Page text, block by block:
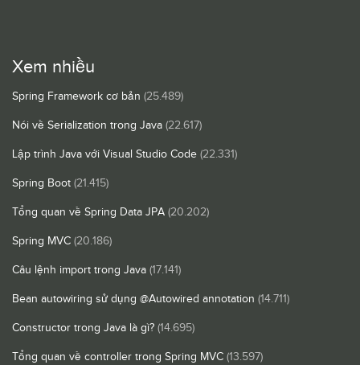
Xem nhiều
Spring Framework cơ bản (25.489)
Nói về Serialization trong Java (22.617)
Lập trình Java với Visual Studio Code (22.331)
Spring Boot (21.415)
Tổng quan về Spring Data JPA (20.202)
Spring MVC (20.186)
Câu lệnh import trong Java (17.141)
Bean autowiring sử dụng @Autowired annotation (14.711)
Constructor trong Java là gì? (14.695)
Tổng quan về controller trong Spring MVC (13.597)